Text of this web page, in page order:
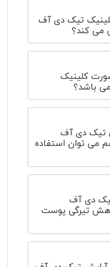
تیک دی آف
می کند؟
کلینیک
باشد؟
تیک دی آف
می توان استفاده
تیک دی آف
تیرگی پوست